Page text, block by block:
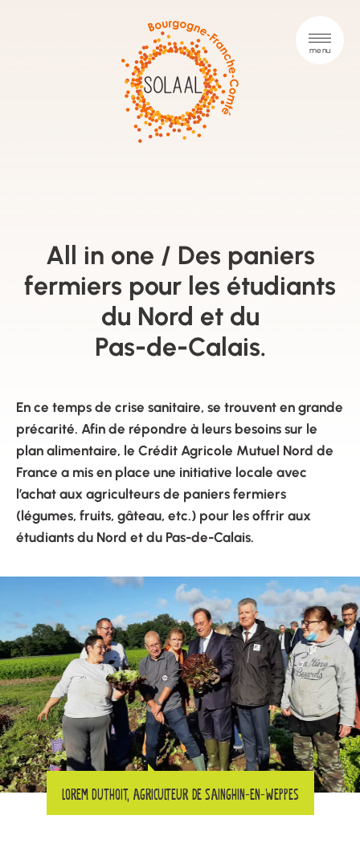
All in one / Des paniers
fermiers pour les étudiants
du Nord et du
Pas-de-Calais.
En ce tempsde crise sanitaire, se trouvent en grande
précarité. Afin de répondre à leurs besoins sur le
plan alimentaire, le Crédit Agricole Mutuel Nord de
France a mis en place une initiative locale avec
l’achat aux agriculteurs de paniers fermiers
(légumes, fruits, gâteau, etc.) pour les offrir aux
étudiants du Nord et du Pas-de-Calais.
Lorem Duthoit, agriculteur de Sainghin-en-Weppes